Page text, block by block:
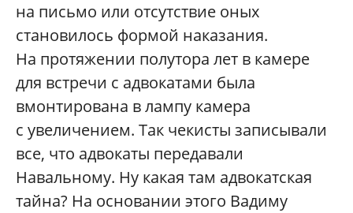
на письмо или отсутствие оных
становилось формой наказания.
На протяжении полутора лет в камере
для встречи с адвокатами была
вмонтирована в лампу камера
с увеличением. Так чекисты записывали
все, что адвокаты передавали
Навальному. Ну какая там адвокатская
тайна? На основании этого Вадиму